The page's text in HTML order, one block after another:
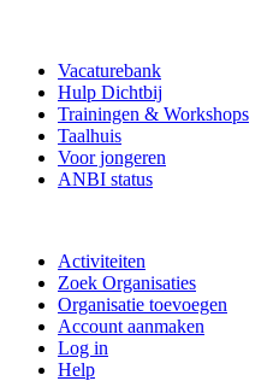
Vacaturebank
Hulp Dichtbij
Trainingen & Workshops
Taalhuis
Voor jongeren
ANBI status
Activiteiten
Zoek Organisaties
Organisatie toevoegen
Account aanmaken
Log in
Help